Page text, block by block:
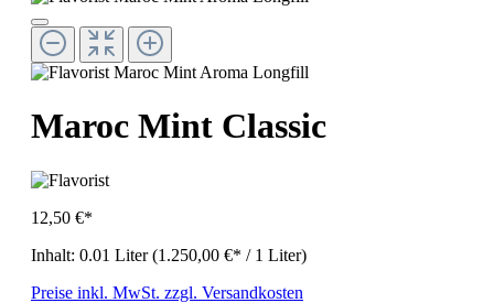
Maroc Mint Classic
12,50 €*
Inhalt: 0.01 Liter(1.250,00 €* / 1 Liter)
Preise inkl. MwSt. zzgl. Versandkosten